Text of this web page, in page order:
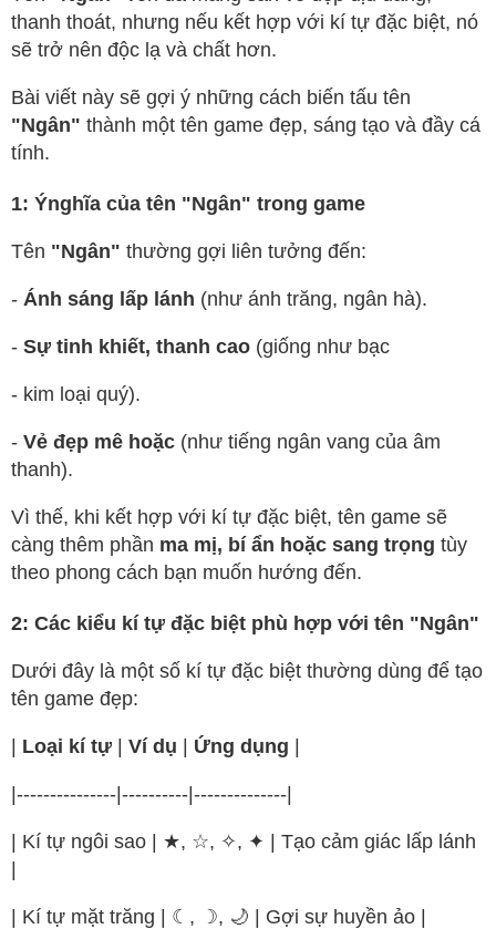
thanh thoát, nhưng nếu kết hợp với kí tự đặc biệt, nó
sẽ trở nên độc lạ và chất hơn.
Bài viết này sẽ gợi ý những cách biến tấu tên
"Ngân" thành một tên game đẹp, sáng tạo và đầy cá
tính.
1: Ýnghĩa của tên "Ngân" trong game
Tên "Ngân" thường gợi liên tưởng đến:
- Ánh sáng lấp lánh (như ánh trăng, ngân hà).
- Sự tinh khiết, thanh cao (giống như bạc
- kim loại quý).
- Vẻ đẹp mê hoặc (như tiếng ngân vang của âm
thanh).
Vì thế, khi kết hợp với kí tự đặc biệt, tên game sẽ
càng thêm phần ma mị, bí ẩn hoặc sang trọng tùy
theo phong cách bạn muốn hướng đến.
2: Các kiểu kí tự đặc biệt phù hợp với tên "Ngân"
Dưới đây là một số kí tự đặc biệt thường dùng để tạo
tên game đẹp:
| Loại kí tự | Ví dụ | Ứng dụng |
|---------------|----------|--------------|
| Kí tự ngôi sao | ★, ☆, ✧, ✦ | Tạo cảm giác lấp lánh
|
| Kí tự mặt trăng | ☾, ☽, 🌙 | Gợi sự huyền ảo |